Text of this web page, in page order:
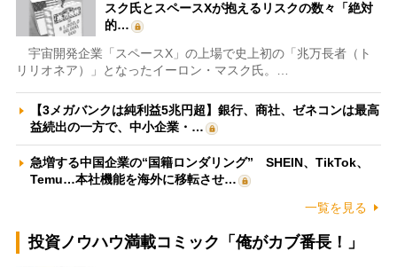
スク氏とスペースXが抱えるリスクの数々「絶対
的…
宇宙開発企業「スペースX」の上場で史上初の「兆万長者（ト
リリオネア）」となったイーロン・マスク氏。…
【3メガバンクは純利益5兆円超】銀行、商社、ゼネコンは最高
益続出の一方で、中小企業・…
急増する中国企業の“国籍ロンダリング” SHEIN、TikTok、
Temu…本社機能を海外に移転させ…
一覧を見る
投資ノウハウ満載コミック「俺がカブ番長！」